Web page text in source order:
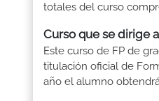
totales del curso
Curso que se dirige a
Este curso de FP de
titulación oficial de
año el alumno